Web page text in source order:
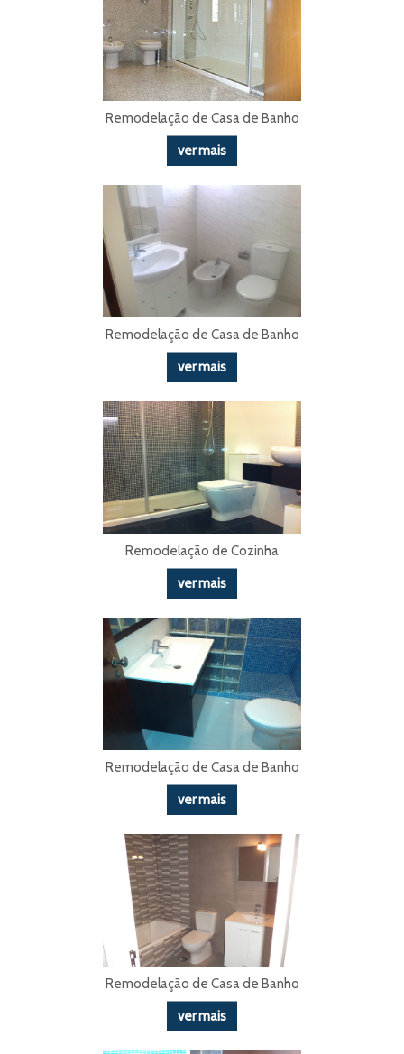
Remodelação de Casa de Banho
ver mais
Remodelação de Casa de Banho
ver mais
Remodelação de Cozinha
ver mais
Remodelação de Casa de Banho
ver mais
Remodelação de Casa de Banho
ver mais